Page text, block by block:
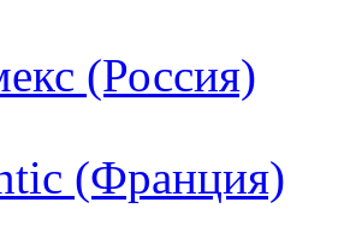
(Россия)
(Франция)